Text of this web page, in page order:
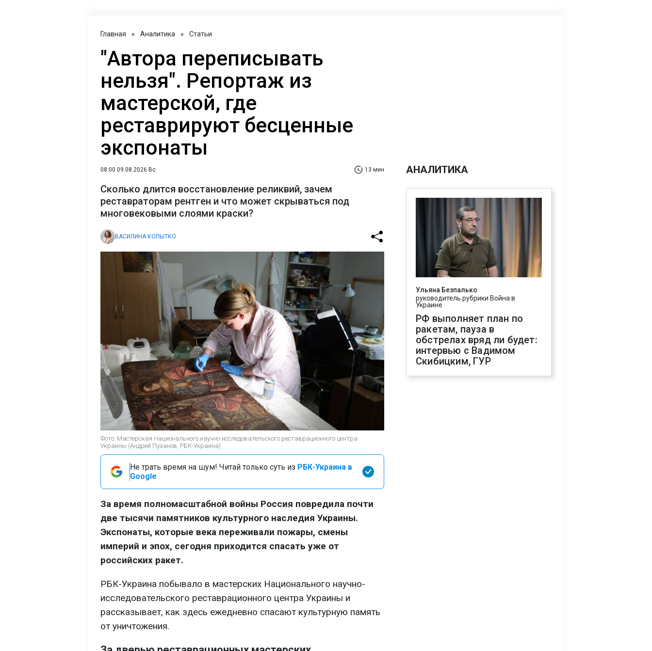
Главная » Аналитика » Статьи
"Автора переписывать
нельзя". Репортаж из
мастерской, где
реставрируют бесценные
экспонаты
08:00 09.08.2026 Вс 13 мин
Сколько длится восстановление реликвий, зачем
реставраторам рентген и что может скрываться под
многовековыми слоями краски?
ВАСИЛИНА КОПЫТКО
Фото: Мастерская Национального научно-исследовательского реставрационного центра
Украины (Андрей Пузанов, РБК-Украина)
Не трать время на шум! Читай только суть из РБК-Украина в
Google
За время полномасштабной войны Россия повредила почти
две тысячи памятников культурного наследия Украины.
Экспонаты, которые века переживали пожары, смены
империй и эпох, сегодня приходится спасать уже от
российских ракет.
РБК-Украина побывало в мастерских Национального научно-
исследовательского реставрационного центра Украины и
рассказывает, как здесь ежедневно спасают культурную память
от уничтожения.
АНАЛИТИКА
Ульяна Безпалько
руководитель рубрики Война в
Украине
РФ выполняет план по
ракетам, пауза в
обстрелах вряд ли будет:
интервью с Вадимом
Скибицким, ГУР